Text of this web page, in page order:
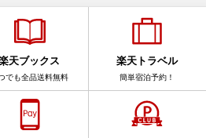
天ブックス
でも全品送料無料
楽天トラベル
簡単宿泊予約！